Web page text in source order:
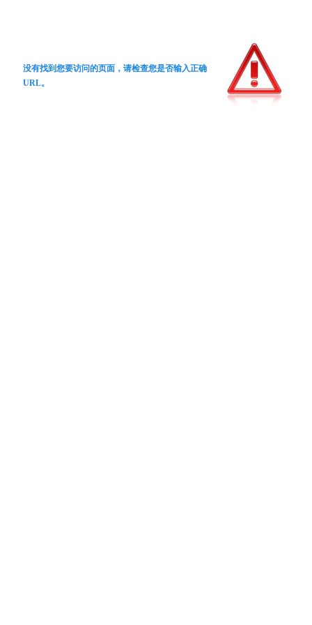
没有找到您要访问的页面，请检查您是否输入正确
URL。